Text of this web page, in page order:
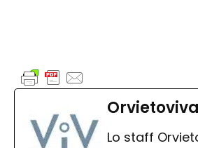
Orvietoviva
Lo staff